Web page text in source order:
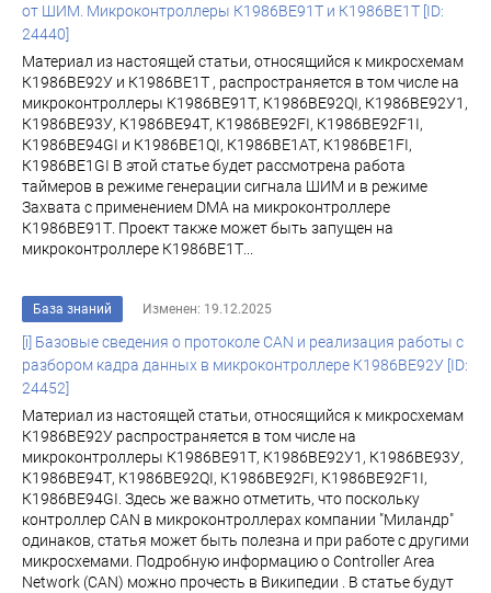
от ШИМ. Микроконтроллеры К1986ВЕ91Т и К1986ВЕ1Т [ID:
24440]
Материал из настоящей статьи, относящийся к микросхемам
К1986ВЕ92У и К1986ВЕ1Т , распространяется в том числе на
микроконтроллеры К1986ВЕ91Т, К1986ВЕ92QI, К1986ВЕ92У1,
К1986ВЕ93У, К1986ВЕ94Т, К1986ВЕ92FI, К1986ВЕ92F1I,
К1986ВЕ94GI и К1986ВЕ1QI, К1986ВЕ1АТ, К1986ВЕ1FI,
К1986ВЕ1GI В этой статье будет рассмотрена работа
таймеров в режиме генерации сигнала ШИМ и в режиме
Захвата с применением DMA на микроконтроллере
К1986ВЕ91Т. Проект также может быть запущен на
микроконтроллере К1986ВЕ1Т...
База знаний Изменен: 19.12.2025
[i] Базовые сведения о протоколе CAN и реализация работы с
разбором кадра данных в микроконтроллере К1986BE92У [ID:
24452]
Материал из настоящей статьи, относящийся к микросхемам
К1986ВЕ92У распространяется в том числе на
микроконтроллеры К1986ВЕ91Т, К1986ВЕ92У1, К1986ВЕ93У,
К1986ВЕ94Т, К1986ВЕ92QI, К1986ВЕ92FI, К1986ВЕ92F1I,
К1986ВЕ94GI. Здесь же важно отметить, что поскольку
контроллер CAN в микроконтроллерах компании "Миландр"
одинаков, статья может быть полезна и при работе с другими
микросхемами. Подробную информацию о Controller Area
Network (CAN) можно прочесть в Википедии . В статье будут